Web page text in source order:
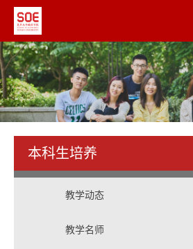
本科生培养
教学动态
教学名师